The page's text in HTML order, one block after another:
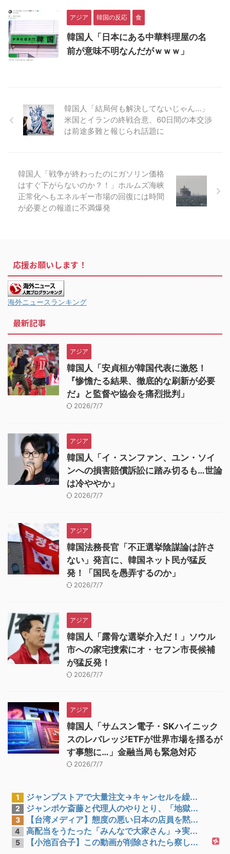
アジア 韓国の反応 食
韓国人「日本にある中華料理屋の名
前が意味不明なんだがｗｗｗ」
韓国人「結局何も解決してないじゃん…」
米国とイランの終戦合意、60日間の本交渉
は前途多難と報じられ話題に
韓国人「戦争が終わったのにガソリン価格
はすぐ下がらないのか？！」ホルムズ海峡
正常化へもエネルギー市場の回復には時間
が必要との報道に不満爆発
応援お願いします！
海外ニュースランキング
最新記事
アジア
韓国人「安貞桓が韓国代表に激怒！
『惨憺たる結果、徹底的な刷新が必要
だ』と監督や協会を痛烈批判」
2026/7/7
アジア
韓国人「イ・スンファン、ユン・ソイ
ンへの損害賠償訴訟に踏み切るも…世論
は冷ややか」
2026/7/7
アジア
韓国法務長官「不正選挙陰謀論は許さ
ない」発言に、韓国ネット民が猛反
発！「国民を愚弄するのか」
2026/7/7
アジア
韓国人「露骨な選挙介入だ！」ソウル
市への家宅捜索にオ・セフン市長候補
が猛反発！
2026/7/7
アジア
韓国人「サムスン電子・SKハイニック
スのレバレッジETFが世界市場を揺るが
す事態に…」金融当局も緊急対応
2026/7/7
1 ジャンプストアで大量注文→キャンセルを繰...
2 ジャンポケ斎藤と代理人のやりとり、「地獄...
3 【台湾メディア】態度の悪い日本の店員を黙...
4 高配当をうたった「みんなで大家さん」→実...
5 【小池百合子】この動画が削除されたら察し...